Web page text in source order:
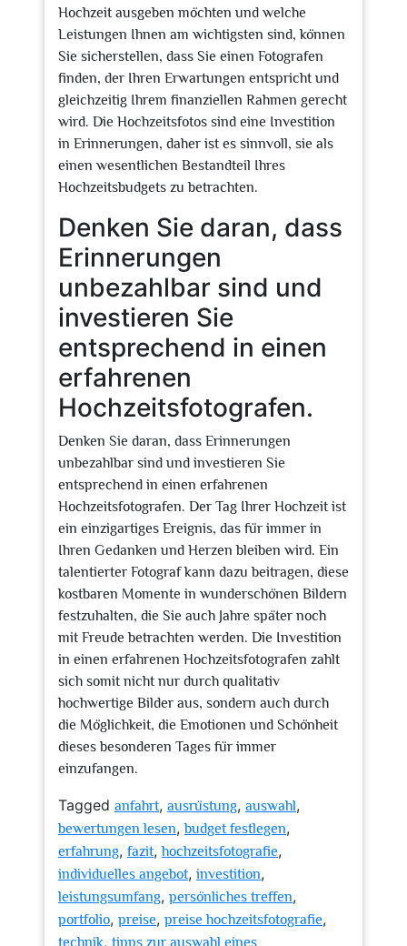
Hochzeit ausgeben möchten und welche
Leistungen Ihnen am wichtigsten sind, können
Sie sicherstellen, dass Sie einen Fotografen
finden, der Ihren Erwartungen entspricht und
gleichzeitig Ihrem finanziellen Rahmen gerecht
wird. Die Hochzeitsfotos sind eine Investition
in Erinnerungen, daher ist es sinnvoll, sie als
einen wesentlichen Bestandteil Ihres
Hochzeitsbudgets zu betrachten.
Denken Sie daran, dass
Erinnerungen
unbezahlbar sind und
investieren Sie
entsprechend in einen
erfahrenen
Hochzeitsfotografen.
Denken Sie daran, dass Erinnerungen
unbezahlbar sind und investieren Sie
entsprechend in einen erfahrenen
Hochzeitsfotografen. Der Tag Ihrer Hochzeit ist
ein einzigartiges Ereignis, das für immer in
Ihren Gedanken und Herzen bleiben wird. Ein
talentierter Fotograf kann dazu beitragen, diese
kostbaren Momente in wunderschönen Bildern
festzuhalten, die Sie auch Jahre später noch
mit Freude betrachten werden. Die Investition
in einen erfahrenen Hochzeitsfotografen zahlt
sich somit nicht nur durch qualitativ
hochwertige Bilder aus, sondern auch durch
die Möglichkeit, die Emotionen und Schönheit
dieses besonderen Tages für immer
einzufangen.
Tagged anfahrt, ausrüstung, auswahl,
bewertungen lesen,budget festlegen,
erfahrung, fazit,hochzeitsfotografie,
individuelles angebot, investition,
leistungsumfang, persönliches treffen,
portfolio, preise, preise hochzeitsfotografie,
technik, tipps zur auswahl eines